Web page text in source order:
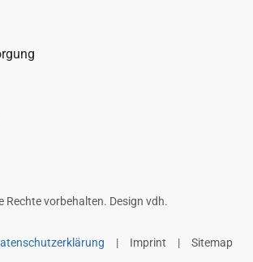
Rechte vorbehalten. Design vdh.
| Imprint | Sitemap